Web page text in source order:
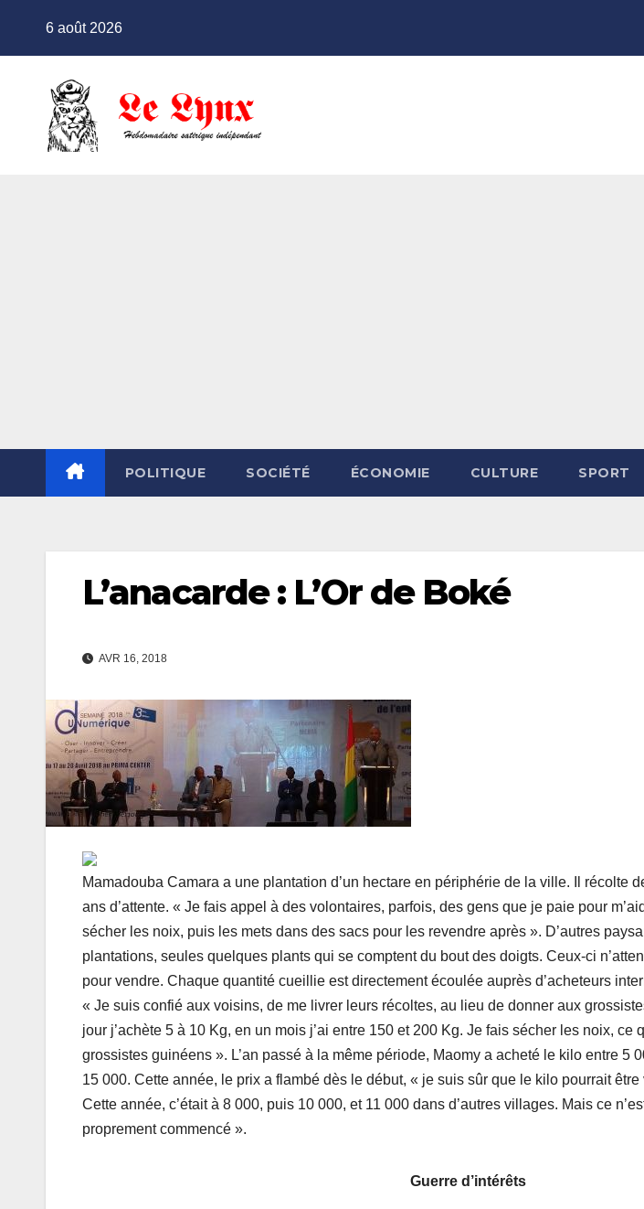
6 août 2026
POLITIQUE SOCIÉTÉ ÉCONOMIE CULTURE SPORT
L’anacarde : L’Or de Boké
AVR 16, 2018
Mamadouba Camara a une plantation d’un hectare en périphérie de la ville. Il récolte
ans d’attente. « Je fais appel à des volontaires, parfois, des gens que je paie pour
sécher les noix, puis les mets dans des sacs pour les revendre après ». D’autres
plantations, seules quelques plants qui se comptent du bout des doigts. Ceux-ci
pour vendre. Chaque quantité cueillie est directement écoulée auprès d’acheteurs
« Je suis confié aux voisins, de me livrer leurs récoltes, au lieu de donner aux
jour j’achète 5 à 10 Kg, en un mois j’ai entre 150 et 200 Kg. Je fais sécher les noix, ce
grossistes guinéens ». L’an passé à la même période, Maomy a acheté le kilo entre 5
15 000. Cette année, le prix a flambé dès le début, « je suis sûr que le kilo pourrait être
Cette année, c’était à 8 000, puis 10 000, et 11 000 dans d’autres villages. Mais ce
proprement commencé ».
Guerre d’intérêts